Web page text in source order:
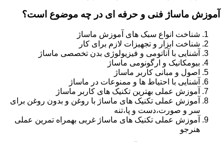
آموزش ماساژ فنی و حرفه ای در چه موضوع است؟
شناخت انواع سبک های آموزش ماساژ
شناخت ابزار و تجهیزات لازم برای کار
آشنایی با آناتومی و فیزیولوژی بدن تخصصی ماساژ
بیومکانیک و ارگونومی ماساژ
اصول و مبانی کاربر ماساژ
آشنایی با احتیاط ها و ممنوعات در ماساژ
آموزش عملی بهترین تکنیک های کاربر ماساژ
آموزش عملی تکنیک های ماساژ با روغن و بدون روغن برای
سر و صورت،دست و پا،تنه
آموزش عملی تکنیک های ماساژ غربی بهمراه تمرین عملی
هنرجو